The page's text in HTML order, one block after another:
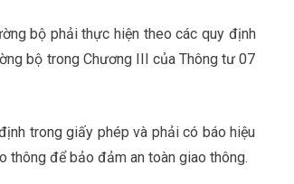
bộ phải thực hiện theo các quy định
bộ trong Chương III của Thông tư 07
trong giấy phép và phải có báo hiệu
thông để bảo đảm an toàn giao thông.